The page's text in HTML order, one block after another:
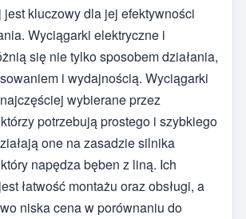
kluczowy dla jej efektywności
Wyciągarki elektryczne i
się nie tylko sposobem działania,
i wydajnością. Wyciągarki
wybierane przez
potrzebują prostego i szybkiego
one na zasadzie silnika
napędza bęben z liną. Ich
łatwość montażu oraz obsługi, a
niska cena w porównaniu do